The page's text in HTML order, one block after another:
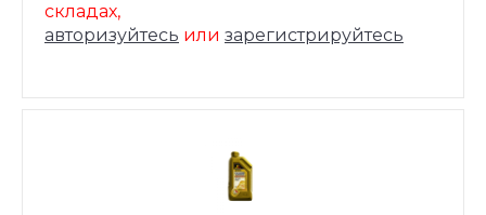
складах,
авторизуйтесь или зарегистрируйтесь